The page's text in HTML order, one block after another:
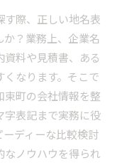
す際、正しい地名表
？業務上、企業名
料や見積書、ある
なります。そこで
束町の会社情報を整
字表記まで実務に役
ディーな比較検討
なノウハウを得られ